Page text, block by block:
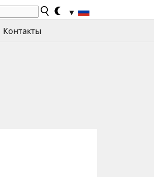
▼
Контакты